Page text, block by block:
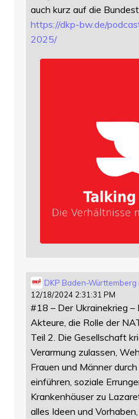
auch kurz auf die
https://dkp-bw.de/
2025/
DKP Baden-Württemberg
12/18/2024 2:31:31 PM
#18 – Der Ukrainekrieg –
Akteure, die Rolle der
Teil 2. Die Gesellschaft
Verarmung zulassen,
Frauen und Männer
einführen, soziale
Krankenhäuser zu
alles Ideen und